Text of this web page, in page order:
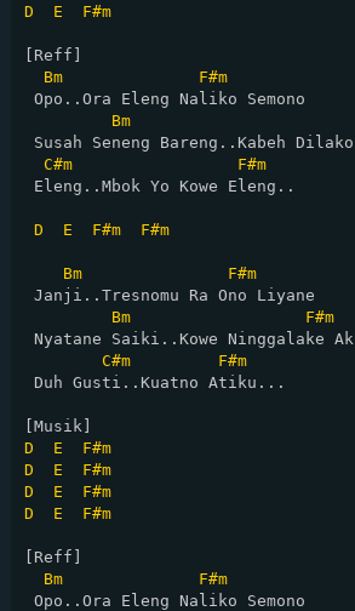
D
E F#m
[Reff]
Bm
F#m
Opo..Ora Eleng Naliko Semono
Bm
Susah Seneng Bareng..Kabeh
C#m
F#m
Eleng..Mbok Yo Kowe Eleng..
D E F#m F#m
Bm
F#m
Janji..Tresnomu Ra Ono Liyane
Bm
F#m
Nyatane Saiki..Kowe Ninggalake
C#m
F#m
Duh Gusti..Kuatno Atiku...
D
E
F#m
D
E
F#m
D
E
F#m
D
E F#m
[Reff]
Bm
F#m
Opo..Ora Eleng Naliko Semono